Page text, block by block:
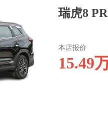
瑞虎8
本店报价
15.49